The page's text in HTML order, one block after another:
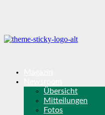
Übersicht
Mitteilungen
Fotos